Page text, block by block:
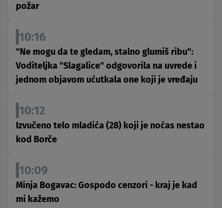
požar
10:16
"Ne mogu da te gledam, stalno glumiš ribu":
Voditeljka "Slagalice" odgovorila na uvrede i
jednom objavom ućutkala one koji je vređaju
10:12
Izvučeno telo mladića (28) koji je noćas nestao
kod Borče
10:09
Minja Bogavac: Gospodo cenzori - kraj je kad
mi kažemo